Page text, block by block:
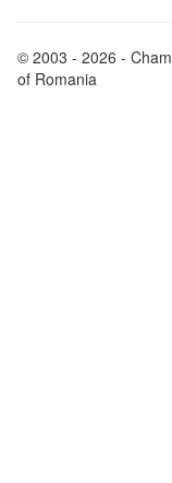
© 2003 - 2026 -
of Romania